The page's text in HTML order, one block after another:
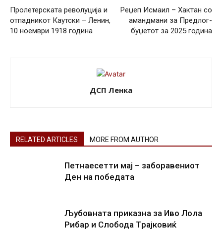
Пролетерската револуција и
отпадникот Каутски – Ленин,
10 ноември 1918 година
Реџеп Исмаил – Хактан со
амандмани за Предлог-
буџетот за 2025 година
ДСП Ленка
RELATED ARTICLES MORE FROM AUTHOR
Петнаесетти мај – заборавениот
Ден на победата
Љубовната приказна за Иво Лола
Рибар и Слобода Трајковиќ